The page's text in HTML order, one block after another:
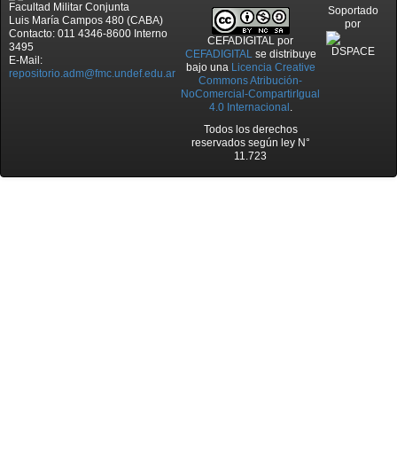
Facultad Militar Conjunta
Luis María Campos 480 (CABA)
Contacto: 011 4346-8600 Interno
3495
E-Mail:
repositorio.adm@fmc.undef.edu.ar
CEFADIGITAL por
CEFADIGITALse distribuye
bajo una Licencia Creative
Commons Atribución-
NoComercial-CompartirIgual
4.0 Internacional .
Todos los derechos
reservados según ley N°
11.723
Soportado
por